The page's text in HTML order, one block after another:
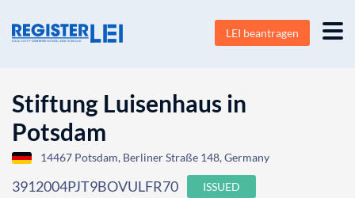
LEI beantragen
Stiftung Luisenhaus in
Potsdam
14467 Potsdam, Berliner Straße 148, Germany
3912004PJT9BOVULFR70 ISSUED